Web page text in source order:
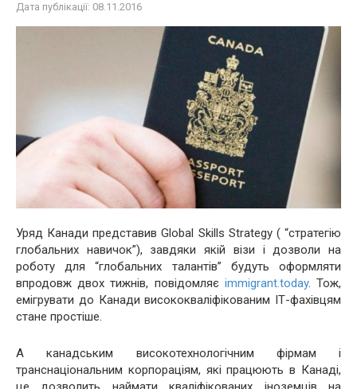
Дата публікації: 08.11.2016
Уряд Канади представив Global Skills Strategy ( “стратегію
глобальних навичок”), завдяки якій візи і дозволи на
роботу для “глобальних талантів” будуть оформляти
впродовж двох тижнів, повідомляє immigrant.today. Тож,
емігрувати до Канади висококваліфікованим ІТ-фахівцям
стане простіше.
А канадським високотехнологічним фірмам і
транснаціональним корпораціям, які працюють в Канаді,